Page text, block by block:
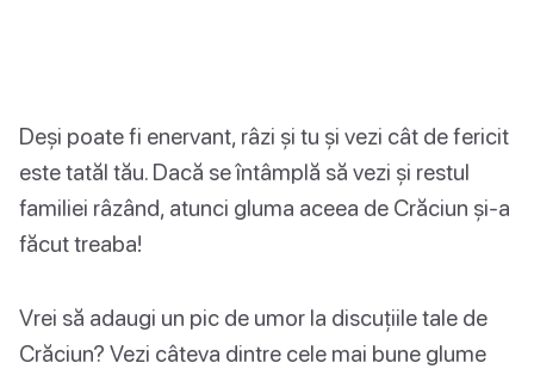
Deși poate fi enervant, râzi și tu și vezi cât de fericit
este tatăl tău. Dacă se întâmplă să vezi și restul
familiei râzând, atunci gluma aceea de Crăciun și-a
făcut treaba!
Vrei să adaugi un pic de umor la discuțiile tale de
Crăciun? Vezi câteva dintre cele mai bune glume